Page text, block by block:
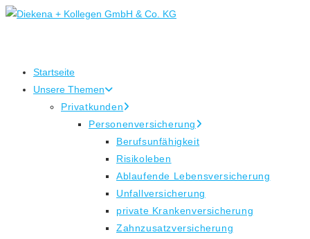
Zum
Startseite
Unsere Themen
Privatkunden
Personenversicherung
Berufsunfähigkeit
Risikoleben
Ablaufende Lebensversicherung
Unfallversicherung
private Krankenversicherung
Zahnzusatzversicherung